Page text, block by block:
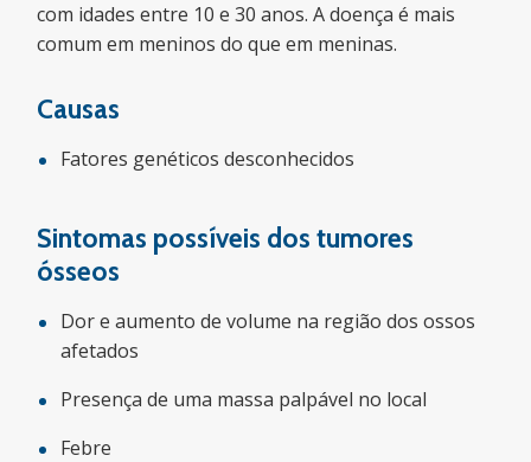
com idades entre 10 e 30 anos. A doença é mais
comum em meninos do que em meninas.
Causas
Fatores genéticos desconhecidos
Sintomas possíveis dostumores
ósseos
Dor e aumento de volume na região dos ossos
afetados
Presença de uma massa palpável no local
Febre